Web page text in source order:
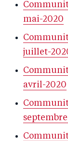
mai-2020
juillet-
avril-2020